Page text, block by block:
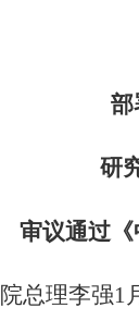
部
研
审议通过《
总理李强1